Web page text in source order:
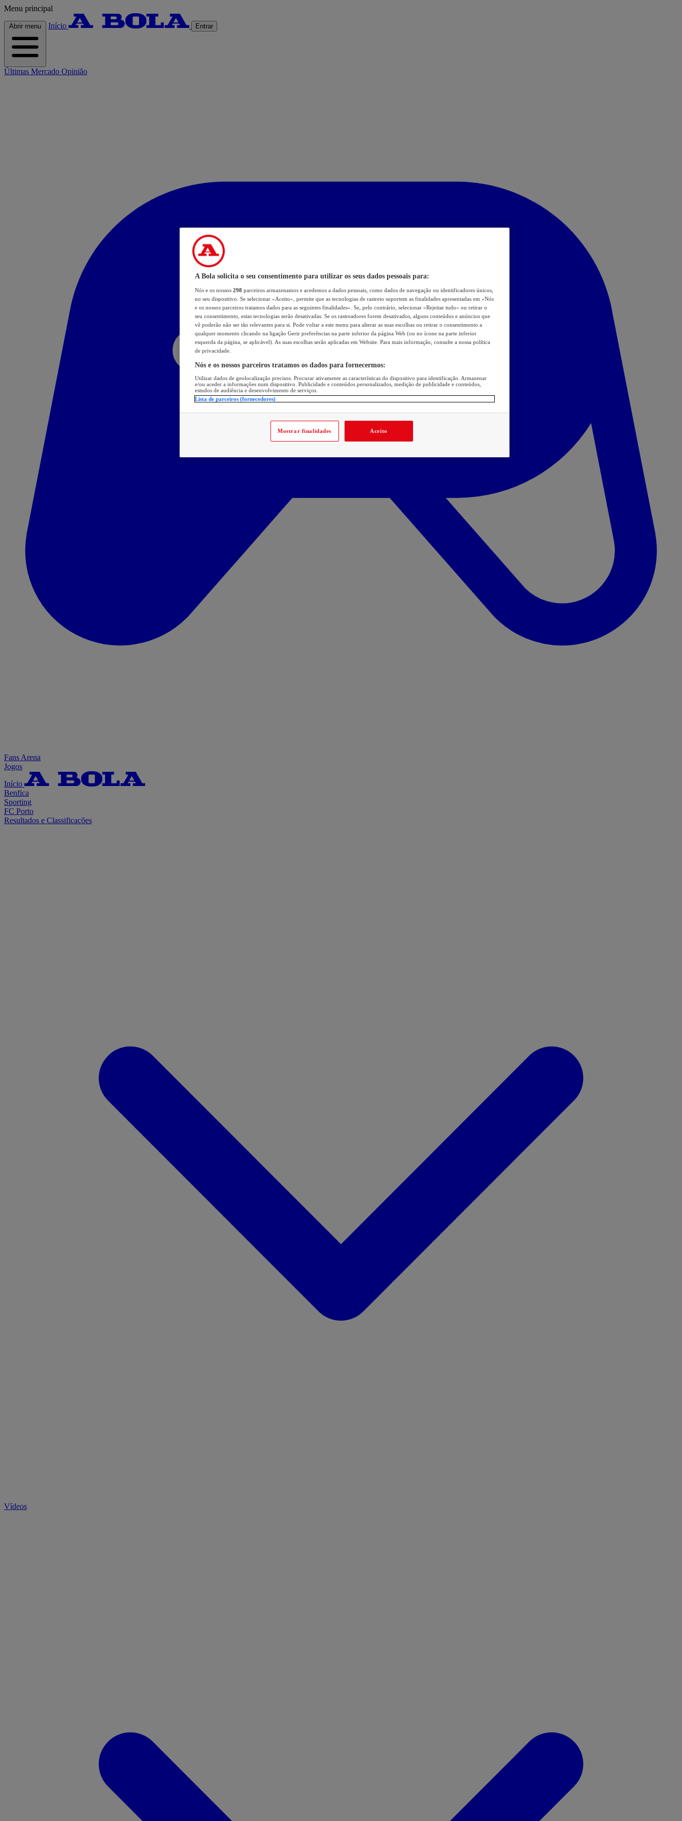
Menu principal
Abrir menu Início Entrar
Últimas Mercado Opinião
Fans Arena
Jogos
Início
Benfica
Sporting
FC Porto
Resultados e Classificações
Vídeos
A Bola solicita o seu consentimento para utilizar os seus dados pessoais para:
Nós e os nossos 298 parceiros armazenamos e acedemos a dados pessoais, como dados de navegação ou identificadores únicos,
no seu dispositivo. Se selecionar «Aceito», permite que as tecnologias de rastreio suportem as finalidades apresentadas em «Nós
e os nossos parceiros tratamos dados para as seguintes finalidades». Se, pelo contrário, selecionar «Rejeitar tudo» ou retirar o
seu consentimento, estas tecnologias serão desativadas. Se os rastreadores forem desativados, alguns conteúdos e anúncios que
vê poderão não ser tão relevantes para si. Pode voltar a este menu para alterar as suas escolhas ou retirar o consentimento a
qualquer momento clicando na ligação Gerir preferências na parte inferior da página Web (ou no ícone na parte inferior
esquerda da página, se aplicável). As suas escolhas serão aplicadas em Website. Para mais informação, consulte a nossa política
de privacidade.
Nós e os nossos parceiros tratamos os dados para fornecermos:
Utilizar dados de geolocalização precisos. Procurar ativamente as características do dispositivo para identificação. Armazenar
e/ou aceder a informações num dispositivo. Publicidade e conteúdos personalizados, medição de publicidade e conteúdos,
estudos de audiência e desenvolvimento de serviços.
Lista de parceiros (fornecedores)
Mostrar finalidades Aceito